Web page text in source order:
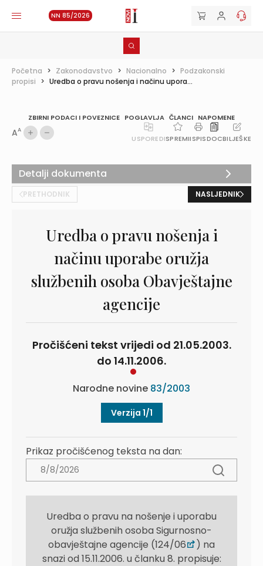
NN 85/2026
Početna > Zakonodavstvo > Nacionalno > Podzakonski
propisi > Uredba o pravu nošenja i načinu upora...
ZBIRNI PODACI I POVEZNICE POGLAVLJA ČLANCI NAPOMENE
AA
USPOREDISPREMIISPISDOCBILJEŠKE
PRETHODNIK NASLJEDNIK
Uredba o pravu nošenja i
načinu uporabe oružja
službenih osoba Obavještajne
agencije
Pročišćeni tekst vrijedi od 21.05.2003.
do 14.11.2006.
Narodne novine 83/2003
Verzija 1/1
Prikaz pročišćenog teksta na dan:
Uredba o pravu na nošenje i uporabu
oružja službenih osoba Sigurnosno-
obavještajne agencije (124/06
) na
snazi od 15.11.2006. u članku 8. propisuje:
Detalji dokumenta